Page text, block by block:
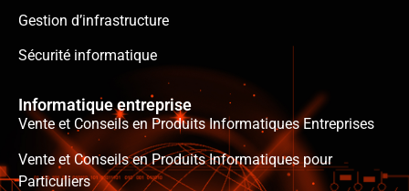
Gestion d’infrastructure
Sécurité informatique
Informatique entreprise
Vente et Conseils en Produits Informatiques Entreprises
Vente et Conseils en Produits Informatiques pour
Particuliers